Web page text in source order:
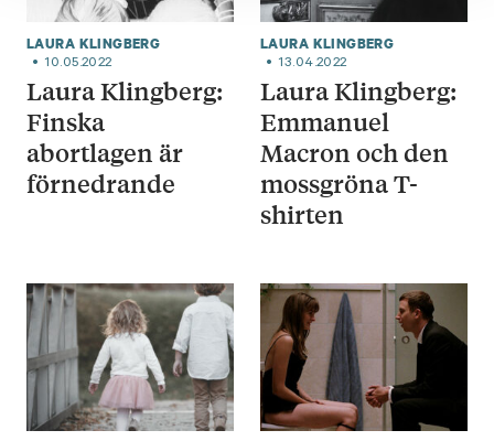
LAURA KLINGBERG
10.05.2022
Laura Klingberg:
Finska
abortlagen är
förnedrande
LAURA KLINGBERG
13.04.2022
Laura Klingberg:
Emmanuel
Macron och den
mossgröna T-
shirten